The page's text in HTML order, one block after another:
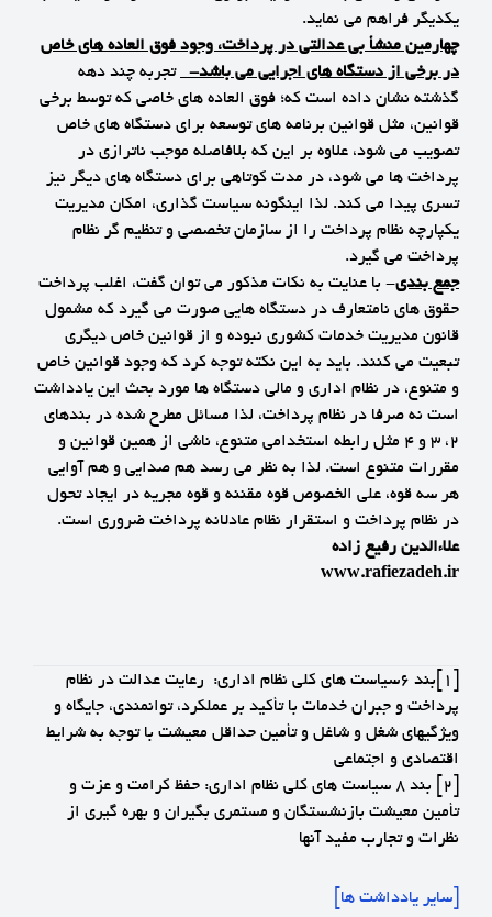
یکدیگر فراهم می نماید.
چهارمین منشأ بی عدالتی در پرداخت، وجود فوق العاده های خاص
در برخی از دستگاه های اجرایی می باشد- تجربه چند دهه
گذشته نشان داده است که؛ فوق العاده های خاصی که توسط برخی
قوانین، مثل قوانین برنامه های توسعه برای دستگاه های خاص
تصویب می شود، علاوه بر این که بلافاصله موجب ناترازی در
پرداخت ها می شود، در مدت کوتاهی برای دستگاه های دیگر نیز
تسری پیدا می کند. لذا اینگونه سیاست گذاری، امکان مدیریت
یکپارچه نظام پرداخت را از سازمان تخصصی و تنظیم گر نظام
پرداخت می گیرد.
جمع بندی- با عنایت به نکات مذکور می توان گفت، اغلب پرداخت
حقوق های نامتعارف در دستگاه هایی صورت می گیرد که مشمول
قانون مدیریت خدمات کشوری نبوده و از قوانین خاص دیگری
تبعیت می کنند. باید به این نکته توجه کرد که وجود قوانین خاص
و متنوع، در نظام اداری و مالی دستگاه ها مورد بحث این یادداشت
است نه صرفا در نظام پرداخت، لذا مسائل مطرح شده در بندهای
2، 3 و 4 مثل رابطه استخدامی متنوع، ناشی از همین قوانین و
مقررات متنوع است. لذا به نظر می رسد هم صدایی و هم آوایی
هر سه قوه، علی الخصوص قوه مقننه و قوه مجریه در ایجاد تحول
در نظام پرداخت و استقرار نظام عادلانه پرداخت ضروری است.
علاءالدین رفیع زاده
www.rafiezadeh.ir
[1]
بند 6سیاست های کلی نظام اداری: رعایت عدالت در نظام
پرداخت و جبران خدمات با تأکید بر عملکرد، توانمندی، جایگاه و
ویژگیهای شغل و شاغل و تأمین حداقل معیشت با توجه به شرایط
اقتصادی و اجتماعی
[2]
بند 8 سیاست های کلی نظام اداری: حفظ کرامت و عزت و
تأمین معیشت بازنشستگان و مستمری بگیران و بهره گیری از
نظرات و تجارب مفید آنها
[سایر یادداشت ها]